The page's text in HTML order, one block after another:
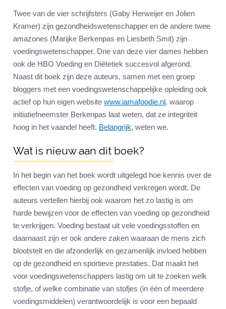
Twee van de vier schrijfsters (Gaby Herweijer en Jolien
Kramer) zijn gezondheidswetenschapper en de andere twee
amazones (Marijke Berkenpas en Liesbeth Smit) zijn
voedingswetenschapper. Drie van deze vier dames hebben
ook de HBO Voeding en Diëtetiek succesvol afgerond.
Naast dit boek zijn deze auteurs, samen met een groep
bloggers met een voedingswetenschappelijke opleiding ook
actief op hun eigen website www.iamafoodie.nl, waarop
initiatiefneemster Berkenpas laat weten, dat ze integriteit
hoog in het vaandel heeft. Belangrijk, weten we.
Wat is nieuw aan dit boek?
In het begin van het boek wordt uitgelegd hoe kennis over de
effecten van voeding op gezondheid verkregen wordt. De
auteurs vertellen hierbij ook waarom het zo lastig is om
harde bewijzen voor de effecten van voeding op gezondheid
te verkrijgen. Voeding bestaat uit vele voedingsstoffen en
daarnaast zijn er ook andere zaken waaraan de mens zich
blootstelt en die afzonderlijk en gezamenlijk invloed hebben
op de gezondheid en sportieve prestaties. Dat maakt het
voor voedingswetenschappers lastig om uit te zoeken welk
stofje, of welke combinatie van stofjes (in één of meerdere
voedingsmiddelen) verantwoordelijk is voor een bepaald